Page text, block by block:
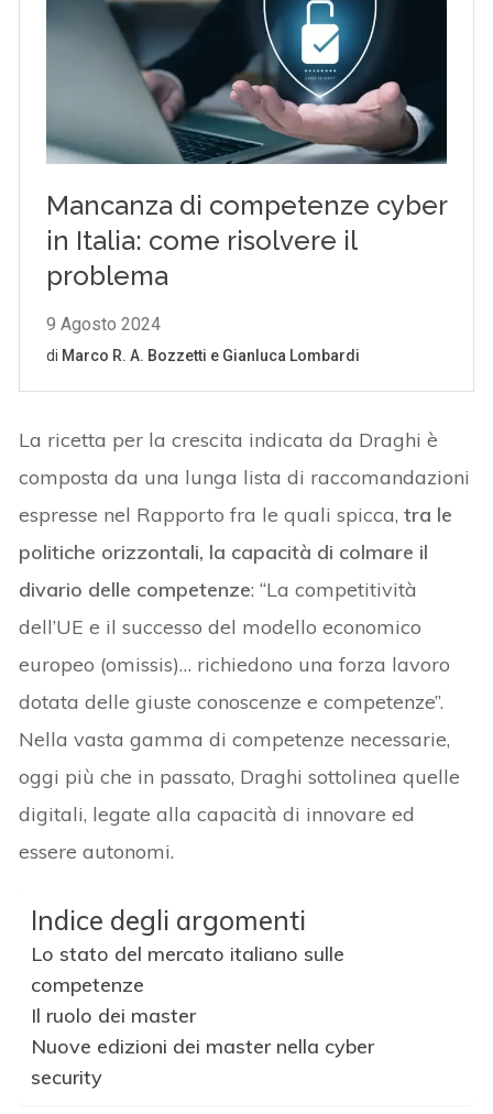
La ricetta per la crescita indicata da Draghi è
composta da una lunga lista di raccomandazioni
espresse nel Rapporto fra le quali spicca,tra le
politiche orizzontali, la capacità di colmare il
divario delle competenze: “La competitività
dell’UE e il successo del modello economico
europeo (omissis)… richiedono una forza lavoro
dotata delle giuste conoscenze e competenze”.
Nella vasta gamma di competenze necessarie,
oggi più che in passato, Draghi sottolinea quelle
digitali, legate alla capacità di innovare ed
essere autonomi.
Indice degli argomenti
Lo stato del mercato italiano sulle
competenze
Il ruolo dei master
Nuove edizioni dei master nella cyber
security